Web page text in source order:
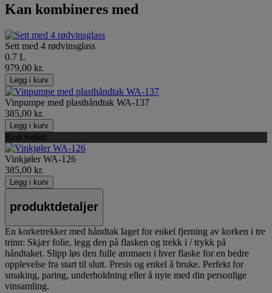
Kan kombineres med
Sett med 4 rødvinsglass
0.7 L
979,00 kr.
Legg i kurv
Vinpumpe med plasthåndtak WA-137
385,00 kr.
Legg i kurv
Best Seller
Vinkjøler WA-126
385,00 kr.
Legg i kurv
produktdetaljer
En korketrekker med håndtak laget for enkel fjerning av korken i tre
trinn: Skjær folie, legg den på flasken og trekk i / trykk på
håndtaket. Slipp løs den fulle aromaen i hver flaske for en bedre
opplevelse fra start til slutt. Presis og enkel å bruke. Perfekt for
smaking, paring, underholdning eller å nyte med din personlige
vinsamling.